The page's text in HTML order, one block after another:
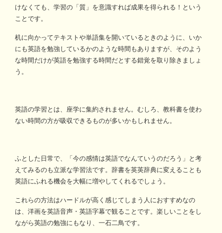
けなくても、学習の「質」を意識すれば成果を得られる！という
ことです。
机に向かってテキストや単語集を開いているときのように、いか
にも英語を勉強しているかのような時間もありますが、そのよう
な時間だけが英語を勉強する時間だとする錯覚を取り除きましょ
う。
英語の学習とは、座学に集約されません。むしろ、教科書を使わ
ない時間の方が吸収できるものが多いかもしれません。
ふとした日常で、「今の感情は英語でなんていうのだろう」と考
えてみるのも立派な学習法です。辞書を英英辞典に変えることも
英語にふれる機会を大幅に増やしてくれるでしょう。
これらの方法はハードルが高く感じてしまう人におすすめなの
は、洋画を英語音声・英語字幕で観ることです。楽しいことをし
ながら英語の勉強にもなり、一石二鳥です。